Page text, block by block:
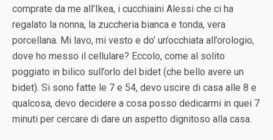
comprate da me all’Ikea, i cucchiaini Alessi che ci ha
regalato la nonna, la zuccheria bianca e tonda, vera
porcellana. Mi lavo, mi vesto e do’ un’occhiata all’orologio,
dove ho messo il cellulare? Eccolo, come al solito
poggiato in bilico sull’orlo del bidet (che bello avere un
bidet). Si sono fatte le 7 e 54, devo uscire di casa alle 8 e
qualcosa, devo decidere a cosa posso dedicarmi in quei 7
minuti per cercare di dare un aspetto dignitoso alla casa.